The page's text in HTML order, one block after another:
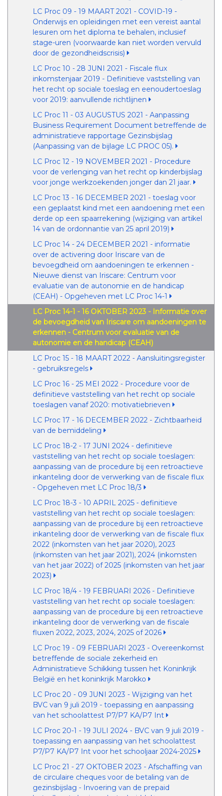
LC Proc 09 - 19 MAART 2021 - COVID-19 -
Onderwijs en opleidingen met een vereist aantal
lesuren om het diploma te behalen, inclusief
stage-uren (voorwaarde kan niet worden vervuld
door de gezondheidscrisis)
LC Proc 10 - 28 JUNI 2021 - Fiscale flux
inkomstenjaar 2019 - Definitieve vaststelling van
het recht op sociale toeslag en eenoudertoeslag
voor 2019: aanvullende richtlijnen
LC Proc 11 - 03 AUGUSTUS 2021 - Aanpassing
Business Requirement Document betreffende de
administratieve rapportage Gezinsbijslag
(Aanpassing van de bijlage LC PROC 05).
LC Proc 12 - 19 NOVEMBER 2021 - Procedure
voor de verlenging van het recht op kinderbijslag
voor jonge werkzoekenden jonger dan 21 jaar.
LC Proc 13 - 16 DECEMBER 2021 - toeslag voor
een geplaatst kind met een aandoening met een
derde op een spaarrekening (wijziging van artikel
14 van de ordonnantie van 25 april 2019)
LC Proc 14 - 24 DECEMBER 2021 - informatie
over de activering door Iriscare van de
bevoegdheid om aandoeningen te erkennen -
Nieuwe dienst van Iriscare: Centrum voor
evaluatie van de autonomie en de handicap
(CEAH) - Opgeheven met LC Proc 14-1
LC Proc 14-1 - 16 OKTOBER 2023 - Informatie over
de bevoegdheid van Iriscare om aandoeningen te
erkennen - Centrum voor evaluatie van de
autonomie en de handicap (CEAH)
LC Proc 15 - 18 MAART 2022 - Aansluitingsregister
- gebruiksregels
LC Proc 16 - 25 MEI 2022 - Procedure voor de
definitieve vaststelling van het recht op sociale
toeslagen vanaf 2020: motivatiebrieven
LC Proc 17 - 16 DECEMBER 2022 - Zichtbaarheid
van de bemiddeling
LC Proc 18-2 - 17 JUNI 2024 - definitieve
vaststelling van het recht op sociale toeslagen:
aanpassing van de procedure bij een retroactieve
inkanteling door de verwerking van de fiscale flux
- Opgeheven met LC Proc 18/3
LC Proc 18-3 - 10 APRIL 2025 - definitieve
vaststelling van het recht op sociale toeslagen:
aanpassing van de procedure bij een retroactieve
inkanteling door de verwerking van de fiscale flux
2022 (inkomsten van het jaar 2020), 2023
(inkomsten van het jaar 2021), 2024 (inkomsten
van het jaar 2022) of 2025 (inkomsten van het jaar
2023)
LC Proc 18/4 - 19 FEBRUARI 2026 - Definitieve
vaststelling van het recht op sociale toeslagen:
aanpassing van de procedure bij een retroactieve
inkanteling door de verwerking van de fiscale
fluxen 2022, 2023, 2024, 2025 of 2026
LC Proc 19 - 09 FEBRUARI 2023 - Overeenkomst
betreffende de sociale zekerheid en
Administratieve Schikking tussen het Koninkrijk
België en het koninkrijk Marokko
LC Proc 20 - 09 JUNI 2023 - Wijziging van het
BVC van 9 juli 2019 - toepassing en aanpassing
van het schoolattest P7/P7 KA/P7 Int
LC Proc 20-1 - 19 JULI 2024 - BVC van 9 juli 2019 -
toepassing en aanpassing van het schoolattest
P7/P7 KA/P7 Int voor het schooljaar 2024-2025
LC Proc 21 - 27 OKTOBER 2023 - Afschaffing van
de circulaire cheques voor de betaling van de
gezinsbijslag - Invoering van de prepaid